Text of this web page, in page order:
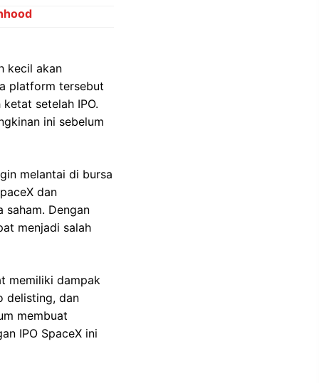
kecil akan
platform tersebut
setelah IPO.
ini sebelum
melantai di bursa
dan
Dengan
menjadi salah
memiliki dampak
delisting, dan
membuat
IPO SpaceX ini